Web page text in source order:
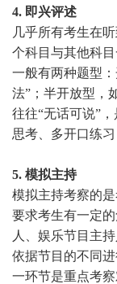
4. 即兴评述
几乎所有考生在听
个科目与其他科
一般有两种题型
法”；半开放型，
往往“无话可说”
思考、多开口练
5. 模拟主持
模拟主持考察的
要求考生有一定
人、娱乐节目主
依据节目的不同
一环节是重点考察